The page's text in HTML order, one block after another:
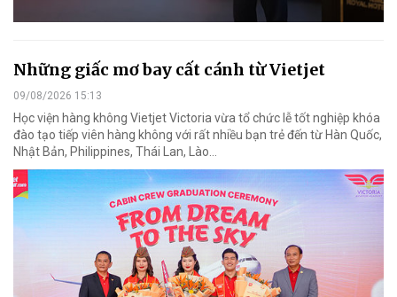
Những giấc mơ bay cất cánh từ Vietjet
09/08/2026 15:13
Học viện hàng không Vietjet Victoria vừa tổ chức lễ tốt nghiệp khóa
đào tạo tiếp viên hàng không với rất nhiều bạn trẻ đến từ Hàn Quốc,
Nhật Bản, Philippines, Thái Lan, Lào…